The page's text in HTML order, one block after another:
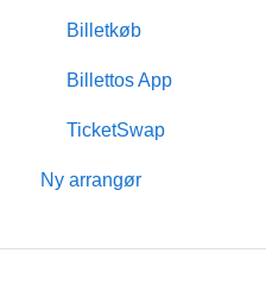
Økonomisk
Billetto Advertising
Markedsføring
Tilbagevendende events
Billetkøb
Billettos App
TicketSwap
Ny arrangør